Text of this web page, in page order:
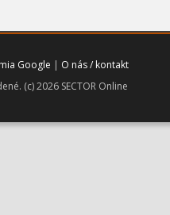
Google | O nás / kontakt
(c) 2026 SECTOR Online